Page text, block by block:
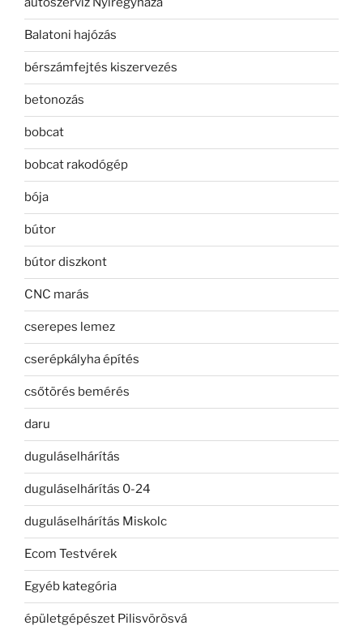
Balatoni hajózás
bérszámfejtés kiszervezés
betonozás
bobcat
bobcat rakodógép
bója
bútor
bútor diszkont
CNC marás
cserepes lemez
cserépkályha építés
csőtörés bemérés
daru
duguláselhárítás
duguláselhárítás 0-24
duguláselhárítás Miskolc
Ecom Testvérek
Egyéb kategória
épületgépészet Pilisvörösvá